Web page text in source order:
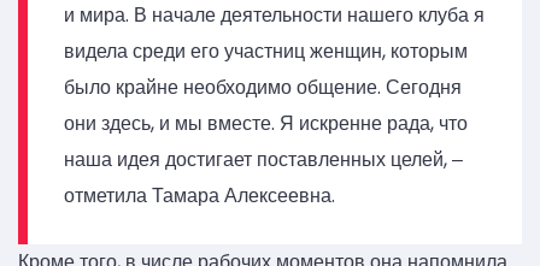
и мира. В начале деятельности нашего клуба я
видела среди его участниц женщин, которым
было крайне необходимо общение. Сегодня
они здесь, и мы вместе. Я искренне рада, что
наша идея достигает поставленных целей, ‒
отметила Тамара Алексеевна.